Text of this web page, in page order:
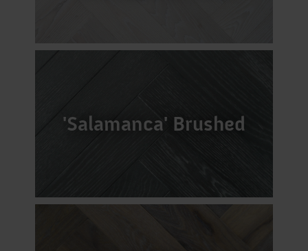
'Salamanca' Brushed